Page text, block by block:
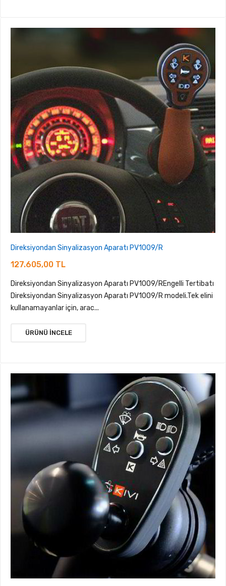
Direksiyondan Sinyalizasyon Aparatı PV1009/R
127.605,00 TL
Direksiyondan Sinyalizasyon Aparatı PV1009/REngelli Tertibatı
Direksiyondan Sinyalizasyon Aparatı PV1009/R modeli.Tek elini
kullanamayanlar için, arac...
ÜRÜNÜ İNCELE